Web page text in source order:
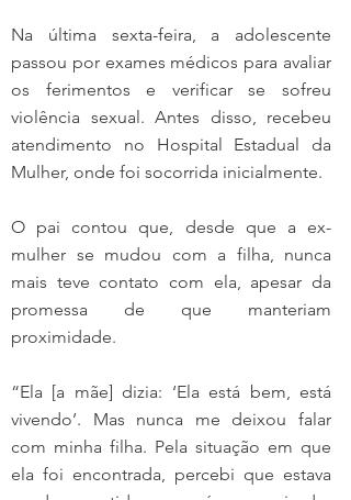
Na última sexta-feira, a adolescente
passou por exames médicos para avaliar
os ferimentos e verificar se sofreu
violência sexual. Antes disso, recebeu
atendimento no Hospital Estadual da
Mulher, onde foi socorrida inicialmente.
O pai contou que, desde que a ex-
mulher se mudou com a filha, nunca
mais teve contato com ela, apesar da
promessa de que manteriam
proximidade.
“Ela [a mãe] dizia: ‘Ela está bem, está
vivendo’. Mas nunca me deixou falar
com minha filha. Pela situação em que
ela foi encontrada, percebi que estava